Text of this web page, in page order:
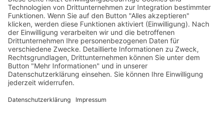
Mein Konto
Warenkorb
Kasse
Vertrag widerrufen